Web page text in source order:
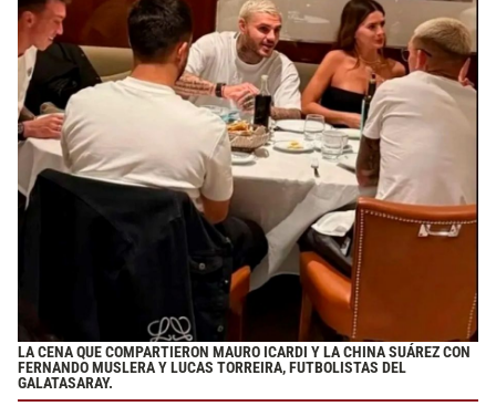
LA CENA QUE COMPARTIERON MAURO ICARDI Y LA CHINA SUÁREZ CON
FERNANDO MUSLERA Y LUCAS TORREIRA, FUTBOLISTAS DEL
GALATASARAY.